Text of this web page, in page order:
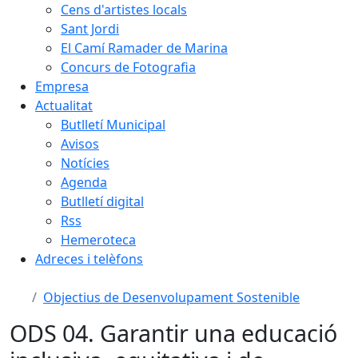
Cens d'artistes locals
Sant Jordi
El Camí Ramader de Marina
Concurs de Fotografia
Empresa
Actualitat
Butlletí Municipal
Avisos
Notícies
Agenda
Butlletí digital
Rss
Hemeroteca
Adreces i telèfons
Objectius de Desenvolupament Sostenible
ODS 04. Garantir una educació